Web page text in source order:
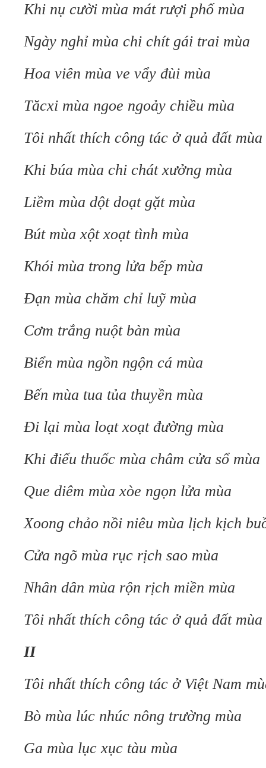
Khi nụ cười mùa mát rượi phố mùa
Ngày nghỉ mùa chi chít gái trai mùa
Hoa viên mùa ve vẩy đùi mùa
Tăcxi mùa ngoe ngoảy chiều mùa
Tôi nhất thích công tác ở quả đất mùa
Khi búa mùa chi chát xưởng mùa
Liềm mùa dột doạt gặt mùa
Bút mùa xột xoạt tình mùa
Khói mùa trong lửa bếp mùa
Đạn mùa chăm chỉ luỹ mùa
Cơm trắng nuột bàn mùa
Biển mùa ngồn ngộn cá mùa
Bến mùa tua tủa thuyền mùa
Đi lại mùa loạt xoạt đường mùa
Khi điếu thuốc mùa châm cửa sổ mùa
Que diêm mùa xòe ngọn lửa mùa
Xoong chảo nồi niêu mùa lịch kịch
Cửa ngõ mùa rục rịch sao mùa
Nhân dân mùa rộn rịch miền mùa
Tôi nhất thích công tác ở quả đất mùa
II
Tôi nhất thích công tác ở Việt Nam
Bò mùa lúc nhúc nông trường mùa
Ga mùa lục xục tàu mùa